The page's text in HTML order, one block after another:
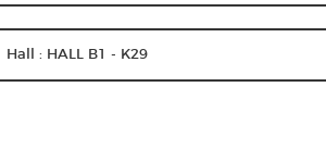
Hall : HALL B1 - K29